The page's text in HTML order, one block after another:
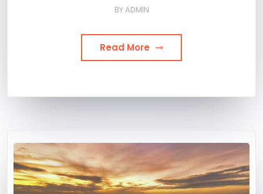
BYADMIN
Read More